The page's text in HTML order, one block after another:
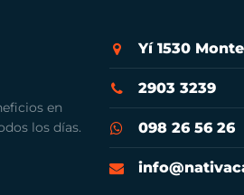
en
los días.
Yí 1530
2903 3239
098 26 56 26